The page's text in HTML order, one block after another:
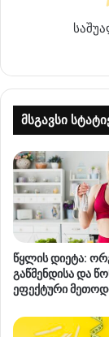
მსგავსი
წყლის დიეტა:
გაწმენდისა და
ეფექტური